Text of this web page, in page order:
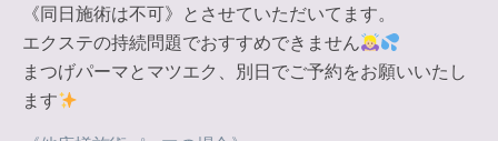
《同日施術は不可》 とさせていただいてます。
エクステの持続問題でおすすめできません
まつげパーマとマツエク、別日でご予約をお願いいたし
ます